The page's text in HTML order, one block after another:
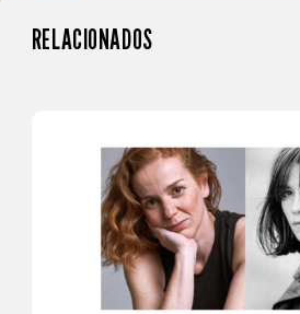
RELACIONADOS